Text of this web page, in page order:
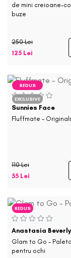
de mini creioane-
buze
250 Lei
125 Lei
REDUS
EXCLUSIVE
Sunnies Face
Fluffmate -
110 Lei
55 Lei
REDUS
Anastasia
Glam to Go -
pentru ochi